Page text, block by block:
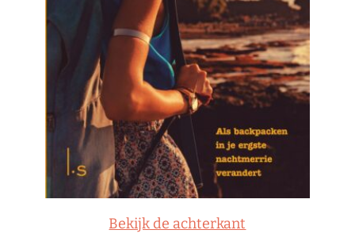
Bekijk de achterkant